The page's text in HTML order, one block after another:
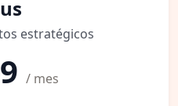
estratégicos
/ mes